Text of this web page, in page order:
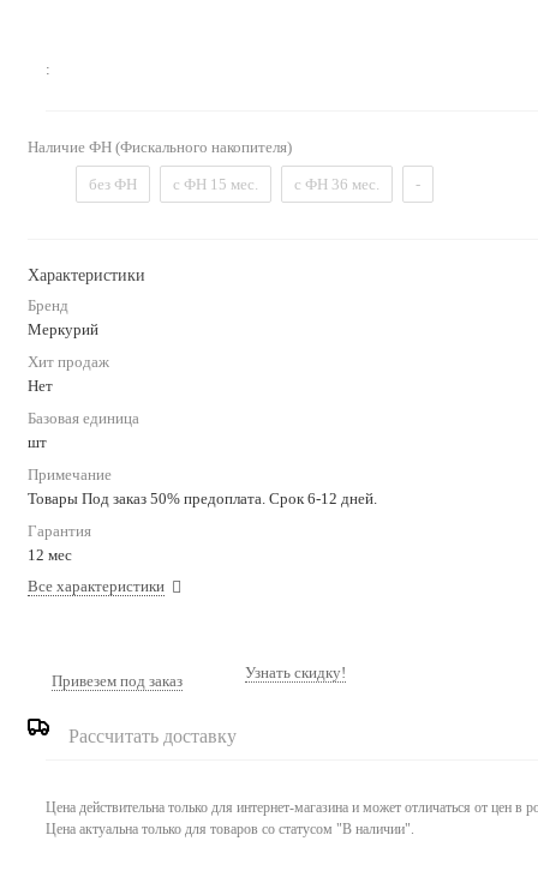
:
Наличие ФН (Фискального накопителя)
без ФН с ФН 15 мес. с ФН 36 мес. -
Характеристики
Бренд
Меркурий
Хит продаж
Нет
Базовая единица
шт
Примечание
Товары Под заказ 50% предоплата. Срок 6-12 дней.
Гарантия
12 мес
Все характеристики
Привезем под заказ Узнать скидку!
Рассчитать доставку
Цена действительна только для интернет-магазина и может отличаться от цен в
Цена актуальна только для товаров со статусом "В наличии".